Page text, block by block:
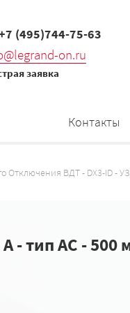
(495)744-75-63
on.ru
заявка
Контакты
Отключения ВДТ - DХ3-ID -
- тип AC - 500